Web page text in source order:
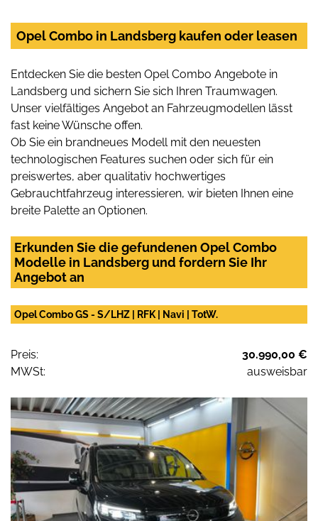
Opel Combo in Landsberg kaufen oder leasen
Entdecken Sie die besten Opel Combo Angebote in
Landsberg und sichern Sie sich Ihren Traumwagen.
Unser vielfältiges Angebot an Fahrzeugmodellen lässt
fast keine Wünsche offen.
Ob Sie ein brandneues Modell mit den neuesten
technologischen Features suchen oder sich für ein
preiswertes, aber qualitativ hochwertiges
Gebrauchtfahrzeug interessieren, wir bieten Ihnen eine
breite Palette an Optionen.
Erkunden Sie die gefundenen Opel Combo
Modelle in Landsberg und fordern Sie Ihr
Angebot an
Opel Combo GS - S/LHZ | RFK | Navi | TotW.
Preis:
30.990,00 €
MWSt:
ausweisbar